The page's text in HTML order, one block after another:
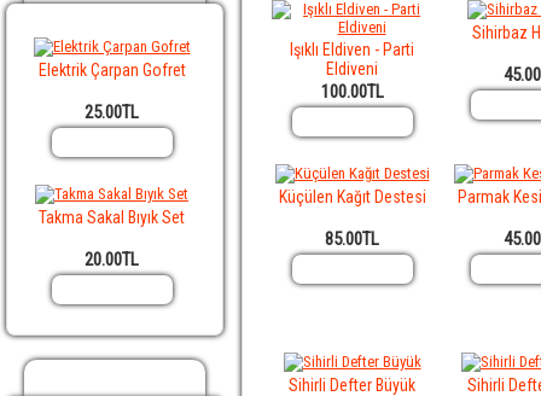
Elektrik Çarpan Gofret
25.00TL
Takma Sakal Bıyık Set
20.00TL
Işıklı Eldiven - Parti
Eldiveni
100.00TL
Sihirbaz
Küçülen Kağıt Destesi
85.00TL
Parmak
Sihirli Defter Büyük Sihirli